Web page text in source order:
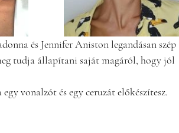
és Jennifer Aniston legandásan szép
tudja állapítani saját magáról, hogy jól
vonalzót és egy ceruzát előkészítesz.